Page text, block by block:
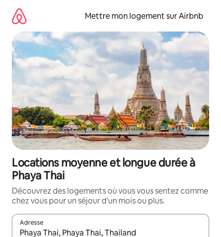
directement
contenu
Mettre mon logement sur Airbnb
Locations moyenne et longue durée à
Phaya Thai
Découvrez des logements où vous vous sentez comme
chez vous pour un séjour d'un mois ou plus.
Adresse
Lorsque les résultats s'affichent, utilisez les flèches vers le